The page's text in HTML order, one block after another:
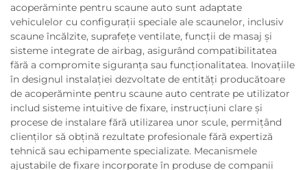
acoperăminte pentru scaune auto sunt adaptate
vehiculelor cu configurații speciale ale scaunelor, inclusiv
scaune încălzite, suprafețe ventilate, funcții de masaj și
sisteme integrate de airbag, asigurând compatibilitatea
fără a compromite siguranța sau funcționalitatea. Inovațiile
în designul instalației dezvoltate de entități producătoare
de acoperăminte pentru scaune auto centrate pe utilizator
includ sisteme intuitive de fixare, instrucțiuni clare și
procese de instalare fără utilizarea unor scule, permițând
clienților să obțină rezultate profesionale fără expertiză
tehnică sau echipamente specializate. Mecanismele
ajustabile de fixare incorporate în produse de companii